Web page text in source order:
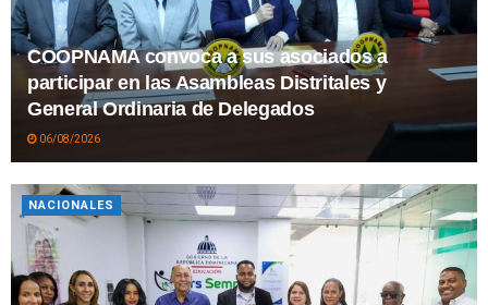
COOPNAMA convoca a sus asociados a
participar en las Asambleas Distritales y
General Ordinaria de Delegados
06/08/2026
NACIONALES